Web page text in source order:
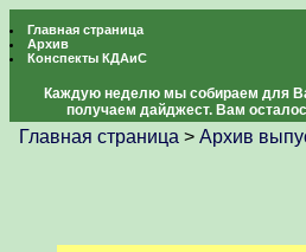
Главная страница
Архив
Конспекты КДАиС
Каждую неделю мы собираем для
получаем дайджест. Вам
Главная страница > Архив